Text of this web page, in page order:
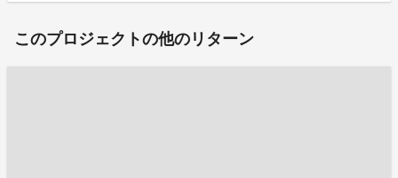
このプロジェクトの他のリターン